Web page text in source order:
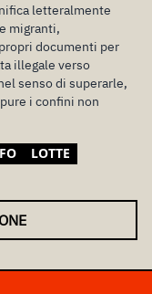
migranti,
documenti per
illegale verso
senso di superarle,
i confini non
LOTTE